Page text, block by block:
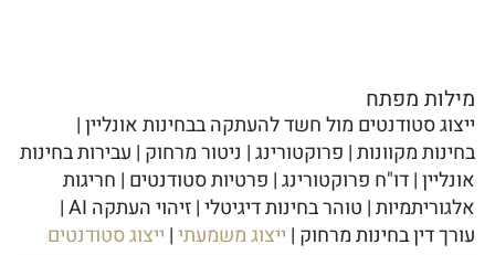
מילות מפתח
ייצוג סטודנטים מול חשד להעתקה בבחינות אונליין |
בחינות מקוונות | פרוקטורינג | ניטור מרחוק | עבירות בחינות
אונליין | דו"ח פרוקטורינג | פרטיות סטודנטים | חריגות
אלגוריתמיות | טוהר בחינות דיגיטלי | זיהוי העתקה AI |
עורך דין בחינות מרחוק | ייצוג משמעתי| ייצוג סטודנטים